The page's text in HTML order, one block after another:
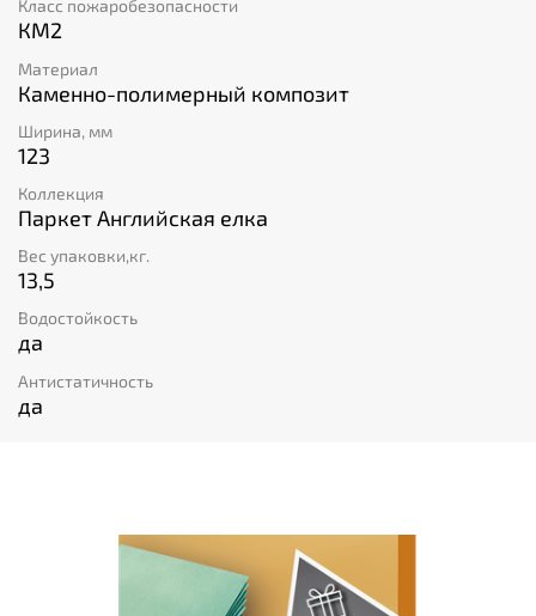
Класс пожаробезопасности
КМ2
Материал
Каменно-полимерный композит
Ширина, мм
123
Коллекция
Паркет Английская елка
Вес упаковки,кг.
13,5
Водостойкость
да
Антистатичность
да